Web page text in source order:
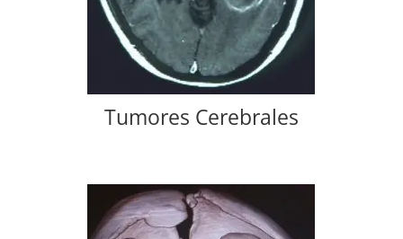
Tumores Cerebrales